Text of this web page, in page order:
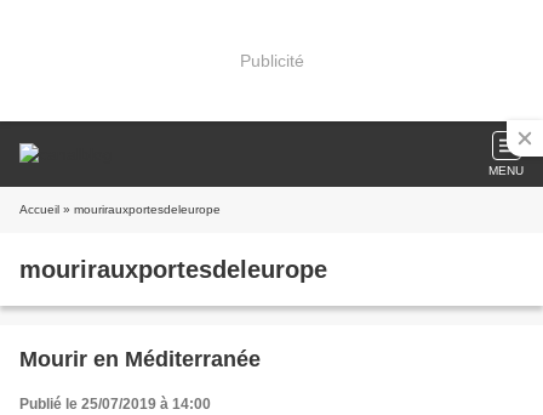
Publicité
MENU
Accueil » mourirauxportesdeleurope
mourirauxportesdeleurope
Mourir en Méditerranée
Publié le 25/07/2019 à 14:00